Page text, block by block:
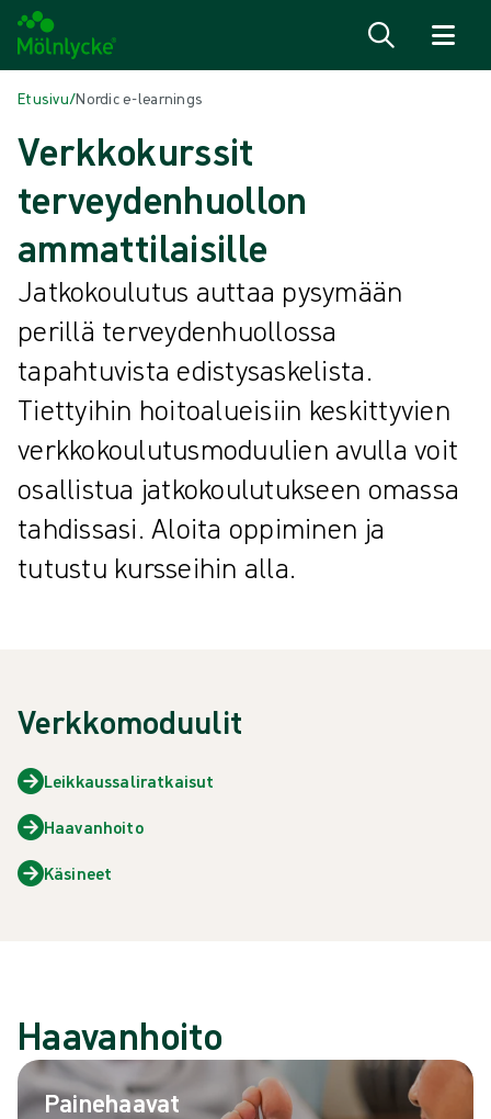
Etusivu/Nordic e-learnings
Verkkokurssit
terveydenhuollon
ammattilaisille
Jatkokoulutus auttaa pysymään
perillä terveydenhuollossa
tapahtuvista edistysaskelista.
Tiettyihin hoitoalueisiin keskittyvien
verkkokoulutusmoduulien avulla voit
osallistua jatkokoulutukseen omassa
tahdissasi. Aloita oppiminen ja
tutustu kursseihin alla.
Verkkomoduulit
Leikkaussaliratkaisut
Haavanhoito
Käsineet
Haavanhoito
Painehaavat